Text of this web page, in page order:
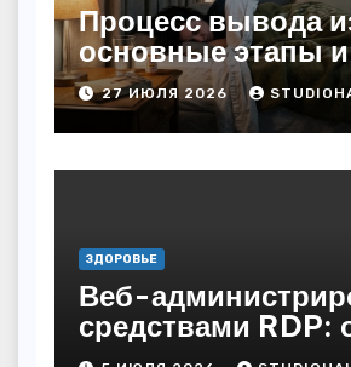
Процесс вывода
основные этапы и
методы
27 ИЮЛЯ 2026
ЗДОРОВЬЕ
Веб-
средствами RDP:
технических